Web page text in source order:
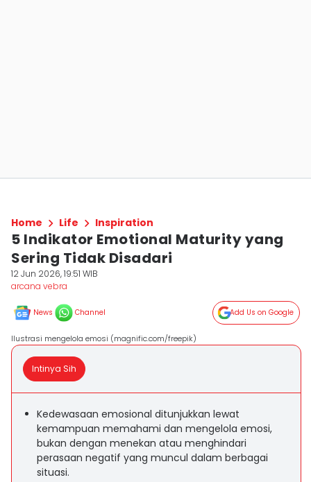
Home Life Inspiration
5 Indikator Emotional Maturity yang
Sering Tidak Disadari
12 Jun 2026, 19:51 WIB
arcana vebra
News Channel Add Us on Google
Ilustrasi mengelola emosi (magnific.com/freepik)
Intinya Sih
Kedewasaan emosional ditunjukkan lewat
kemampuan memahami dan mengelola emosi,
bukan dengan menekan atau menghindari
perasaan negatif yang muncul dalam berbagai
situasi.